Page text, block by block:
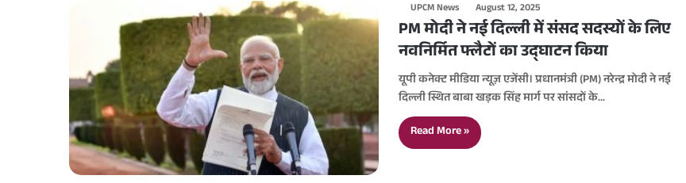
UPCM News August 12, 2025
PM मोदी ने नई दिल्ली में संसद सदस्यों के लिए
नवनिर्मित फ्लैटों का उद्घाटन किया
यूपी कनेक्ट मीडिया न्यूज़ एजेंसी। प्रधानमंत्री (PM) नरेन्द्र मोदी ने नई
दिल्ली स्थित बाबा खड़क सिंह मार्ग पर सांसदों के…
Read More »